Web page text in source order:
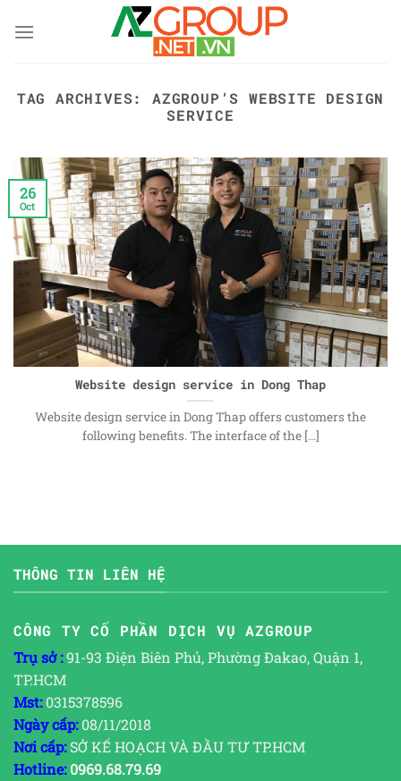
TAG ARCHIVES: AZGROUP’S WEBSITE DESIGN
SERVICE
Website design service in Dong Thap
Website design service in Dong Thap offers customers the
following benefits. The interface of the [...]
26
Oct
THÔNG TIN LIÊN HỆ
CÔNG TY CỔ PHẦN DỊCH VỤ AZGROUP
Trụ sở :91-93 Điện Biên Phủ, Phường Đakao, Quận 1,
TP.HCM
Mst:0315378596
Ngày cấp:08/11/2018
Nơi cấp:SỞ KẾ HOẠCH VÀ ĐẦU TƯ TP.HCM
Hotline: 0969.68.79.69